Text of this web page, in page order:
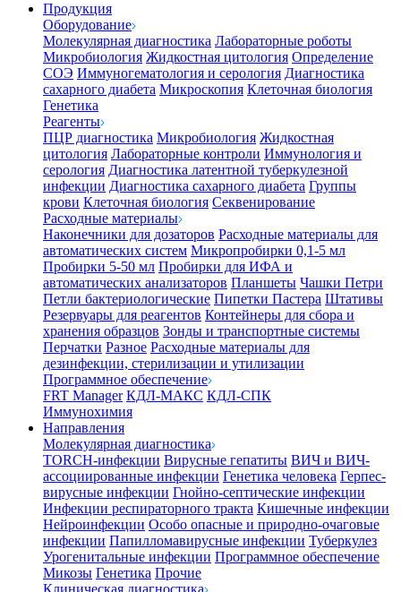
Продукция
Оборудование
Молекулярная диагностика Лабораторные роботы
Микробиология Жидкостная цитология Определение
СОЭ Иммуногематология и серология Диагностика
сахарного диабета Микроскопия Клеточная биология
Генетика
Реагенты
ПЦР диагностика Микробиология Жидкостная
цитология Лабораторные контроли Иммунология и
серология Диагностика латентной туберкулезной
инфекции Диагностика сахарного диабета Группы
крови Клеточная биология Секвенирование
Расходные материалы
Наконечники для дозаторов Расходные материалы для
автоматических систем Микропробирки 0,1-5 мл
Пробирки 5-50 мл Пробирки для ИФА и
автоматических анализаторов Планшеты Чашки Петри
Петли бактериологические Пипетки Пастера Штативы
Резервуары для реагентов Контейнеры для сбора и
хранения образцов Зонды и транспортные системы
Перчатки Разное Расходные материалы для
дезинфекции, стерилизации и утилизации
Программное обеспечение
FRT Manager КДЛ-МАКС КДЛ-СПК
Иммунохимия
Направления
Молекулярная диагностика
TORCH-инфекции Вирусные гепатиты ВИЧ и ВИЧ-
ассоциированные инфекции Генетика человека Герпес-
вирусные инфекции Гнойно-септические инфекции
Инфекции респираторного тракта Кишечные инфекции
Нейроинфекции Особо опасные и природно-очаговые
инфекции Папилломавирусные инфекции Туберкулез
Урогенитальные инфекции Программное обеспечение
Микозы Генетика Прочие
Клиническая диагностика